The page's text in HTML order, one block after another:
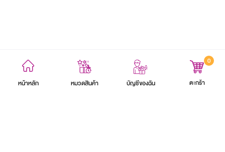
หน้าหลัก หมวดสินค้า บัญชีของฉัน
0
ตะกร้า
ข้อตกลงและเงื่อนไข นโยบายความเป็นส่วนตัว แผนผังเว็บไซต์